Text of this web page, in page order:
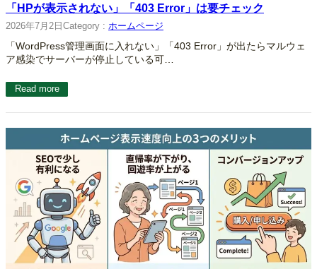
「HPが表示されない」「403 Error」は要チェック
2026年7月2日 Category : ホームページ
「WordPress管理画面に入れない」「403 Error」が出たらマルウェ
ア感染でサーバーが停止している可…
Read more